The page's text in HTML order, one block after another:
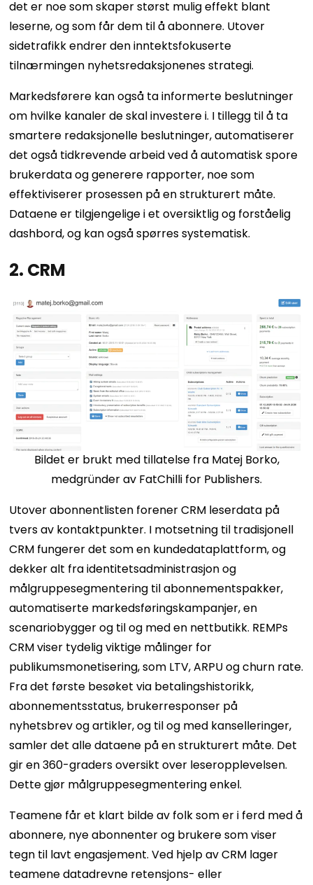
det er noe som skaper størst mulig effekt blant
leserne, og som får dem til å abonnere. Utover
sidetrafikk endrer den inntektsfokuserte
tilnærmingen nyhetsredaksjonenes strategi.
Markedsførere kan også ta informerte beslutninger
om hvilke kanaler de skal investere i. I tillegg til å ta
smartere redaksjonelle beslutninger, automatiserer
det også tidkrevende arbeid ved å automatisk spore
brukerdata og generere rapporter, noe som
effektiviserer prosessen på en strukturert måte.
Dataene er tilgjengelige i et oversiktlig og forståelig
dashbord, og kan også spørres systematisk.
2. CRM
Bildet er brukt med tillatelse fra Matej Borko,
medgründer av FatChilli for Publishers.
Utover abonnentlisten forener CRM leserdata på
tvers av kontaktpunkter. I motsetning til tradisjonell
CRM fungerer det som en kundedataplattform, og
dekker alt fra identitetsadministrasjon og
målgruppesegmentering til abonnementspakker,
automatiserte markedsføringskampanjer, en
scenariobygger og til og med en nettbutikk. REMPs
CRM viser tydelig viktige målinger for
publikumsmonetisering, som LTV, ARPU og churn rate.
Fra det første besøket via betalingshistorikk,
abonnementsstatus, brukerresponser på
nyhetsbrev og artikler, og til og med kanselleringer,
samler det alle dataene på en strukturert måte. Det
gir en 360-graders oversikt over leseropplevelsen.
Dette gjør målgruppesegmentering enkel.
Teamene får et klart bilde av folk som er i ferd med å
abonnere, nye abonnenter og brukere som viser
tegn til lavt engasjement. Ved hjelp av CRM lager
teamene datadrevne retensjons- eller